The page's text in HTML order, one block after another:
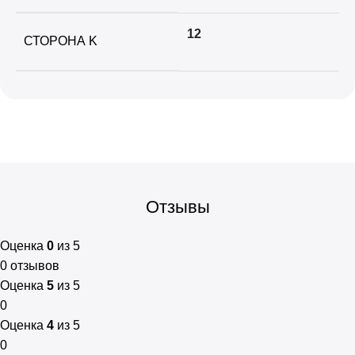
СТОРОНА K
12
Отзывы
Оценка 0 из 5
0 отзывов
Оценка 5 из 5
0
Оценка 4 из 5
0